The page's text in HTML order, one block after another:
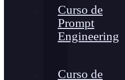
Curso de
Prompt
Engineering
Curso de